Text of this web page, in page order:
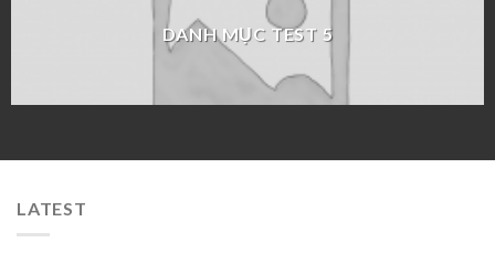
DANH MỤC TEST 5
LATEST